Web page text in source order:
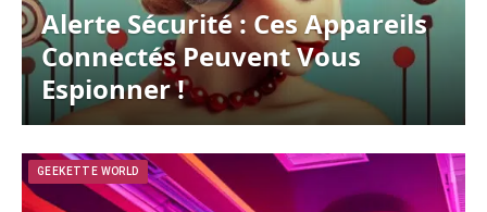
Alerte Sécurité : Ces Appareils
Connectés Peuvent Vous
Espionner !
GEEKETTE WORLD